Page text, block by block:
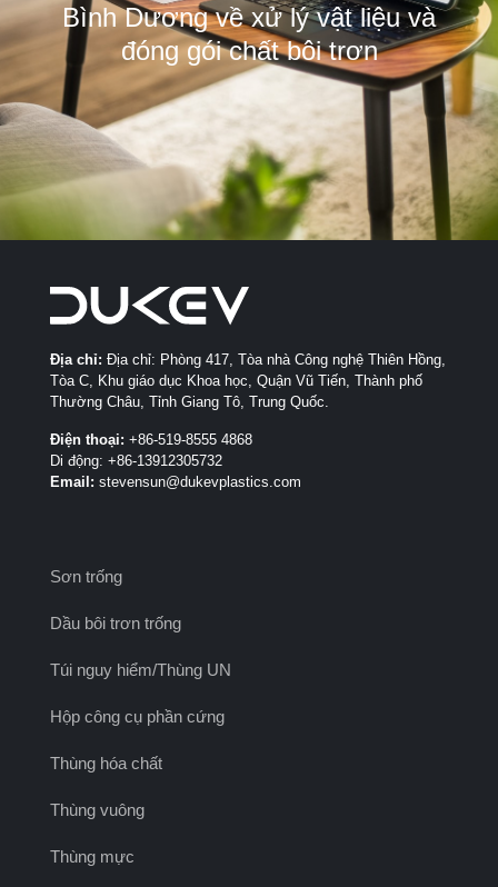
Bình Dương về xử lý vật liệu và
đóng gói chất bôi trơn
Địa chỉ: Địa chỉ: Phòng 417, Tòa nhà Công nghệ Thiên Hồng,
Tòa C, Khu giáo dục Khoa học, Quận Vũ Tiến, Thành phố
Thường Châu, Tỉnh Giang Tô, Trung Quốc.
Điện thoại: +86-519-8555 4868
Di động: +86-13912305732
Email: stevensun@dukevplastics.com
Sơn trống
Dầu bôi trơn trống
Túi nguy hiểm/Thùng UN
Hộp công cụ phần cứng
Thùng hóa chất
Thùng vuông
Thùng mực